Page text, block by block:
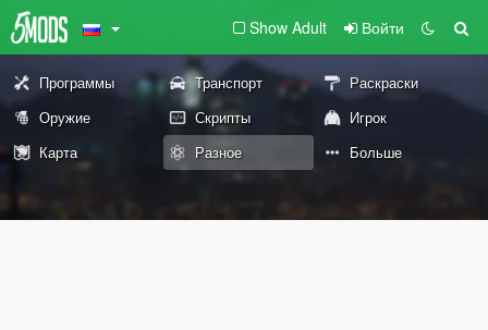
Show Adult Войти
Программы Транспорт
Раскраски
Оружие
Скрипты
Игрок
Карта
Разное Больше